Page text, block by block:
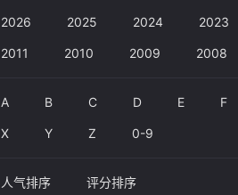
2026 2025 2024 2023
2011 2010 2009 2008
A B C D E F
X Y Z 0-9
人气排序 评分排序